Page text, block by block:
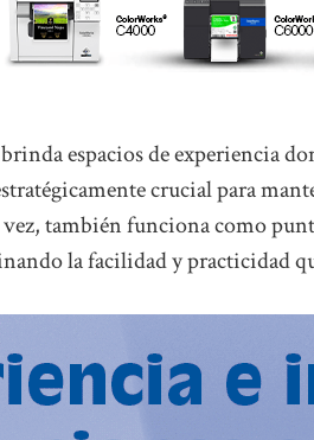
espacios de experiencia
crucial para
también funciona como
la facilidad y practicidad